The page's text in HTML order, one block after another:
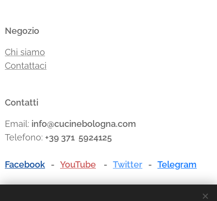
Negozio
Chi siamo
Contattaci
Contatti
Email: info@cucinebologna.com
Telefono: +39 371 5924125
Facebook - YouTube - Twitter - Telegram